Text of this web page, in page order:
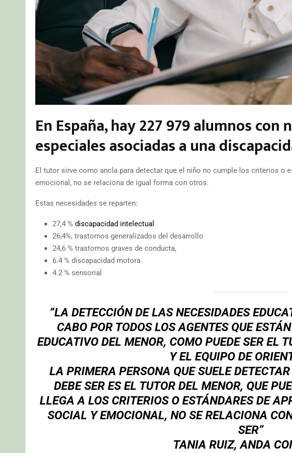
En España, hay 227 979 alumnos
especiales asociadas a una
El tutor sirve como ancla para detectar que el niño no cumple los criterios o
emocional, no se relaciona de igual forma con otros.
Estas necesidades se reparten:
27,4 % discapacidad intelectual
26,4%, trastornos generalizados del desarrollo
24,6 % trastornos graves de conducta,
6.4 % discapacidad motora
4.2 % sensorial
“LA DETECCIÓN DE LAS NECESIDADES
CABO POR TODOS LOS AGENTES QUE
EDUCATIVO DEL MENOR, COMO PUEDE SER EL
Y EL EQUIPO DE
LA PRIMERA PERSONA QUE SUELE
DEBE SER ES EL TUTOR DEL MENOR, QUE
LLEGA A LOS CRITERIOS O ESTÁNDARES DE
SOCIAL Y EMOCIONAL, NO SE RELACIONA
SER”
TANIA RUIZ, ANDA